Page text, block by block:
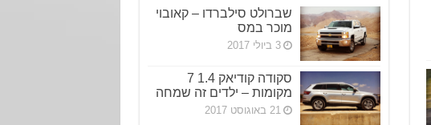
שברולט סילברדו – קאובוי
מוכר במס
3 ביולי 2017
סקודה קודיאק 1.4 7
מקומות – ילדים זה שמחה
21 באוגוסט 2017